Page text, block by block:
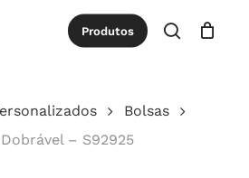
Produtos
procurar
Close
Bolsas
– S92925